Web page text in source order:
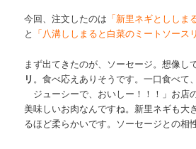
今回、注文したのは 「新里ネギとししま
と 「八溝ししまると白菜のミートソース
まず出てきたのが、ソーセージ。想像し
リ 。食べ応えありそうです。一口食べて
ジューシーで、おいしー！！！」お店
美味しいお肉なんですね。新里ネギも大
るほど柔らかいです。ソーセージとの相